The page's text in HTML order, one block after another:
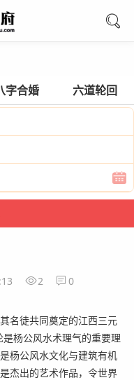
字合婚 六道轮回
2 0
名徒共同奠定的江西三元
杨公风水术理气的重要理
杨公风水文化与建筑有机
杰出的艺术作品，令世界